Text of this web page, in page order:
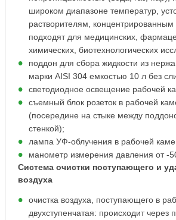
широком диапазоне температур,
растворителям, концентрированным
подходят для медицинских,
химических, биотехнологических
поддон для сбора жидкости из
марки AISI 304 емкостью 10 л без
светодиодное освещение рабочей
съемный блок розеток в рабочей
(посередине на стыке между
стенкой);
лампа УФ-облучения в рабочей
манометр измерения давления от -
Система очистки поступающего и
воздуха
очистка воздуха, поступающего в
двухступенчатая: происходит через